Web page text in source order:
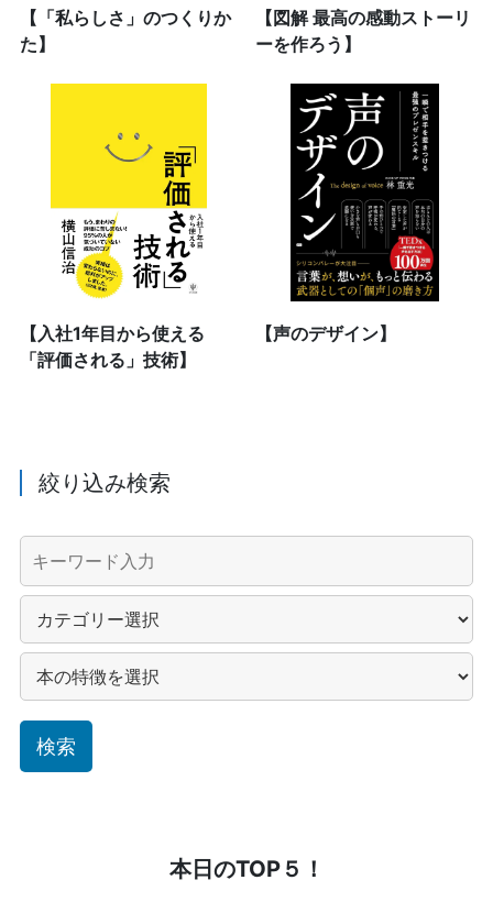
【「私らしさ」のつくりか
た】
【図解 最高の感動ストーリ
ーを作ろう】
【入社1年目から使える
「評価される」技術】
【声のデザイン】
絞り込み検索
本日のTOP５！